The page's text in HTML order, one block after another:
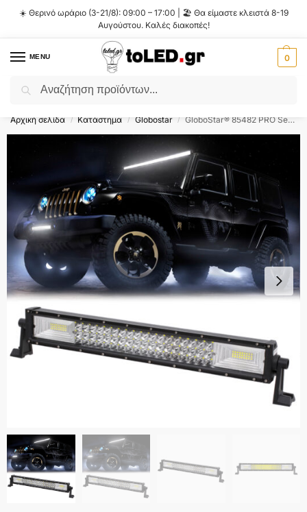
☀️ Θερινό ωράριο (3-21/8): 09:00 – 17:00 | 🏖️ Θα είμαστε κλειστά 8-19
Αυγούστου. Καλές διακοπές!
MENU 0
Flash Sale ⚡ 10% Έκπτωση με τον κωδικό
Αρχική σελίδα / Κατάστημα / Globostar / GloboStar® 85482 PRO Series Μπάρα Ίσια – Straight TRI-ROW 7D για Αυτοκίνητα & Φορτηγά LED CREE XBD 270W 27000lm 15° & 60° DC 10-30V Αδιάβροχη IP65 Ψυχρό Λευκό 6000K